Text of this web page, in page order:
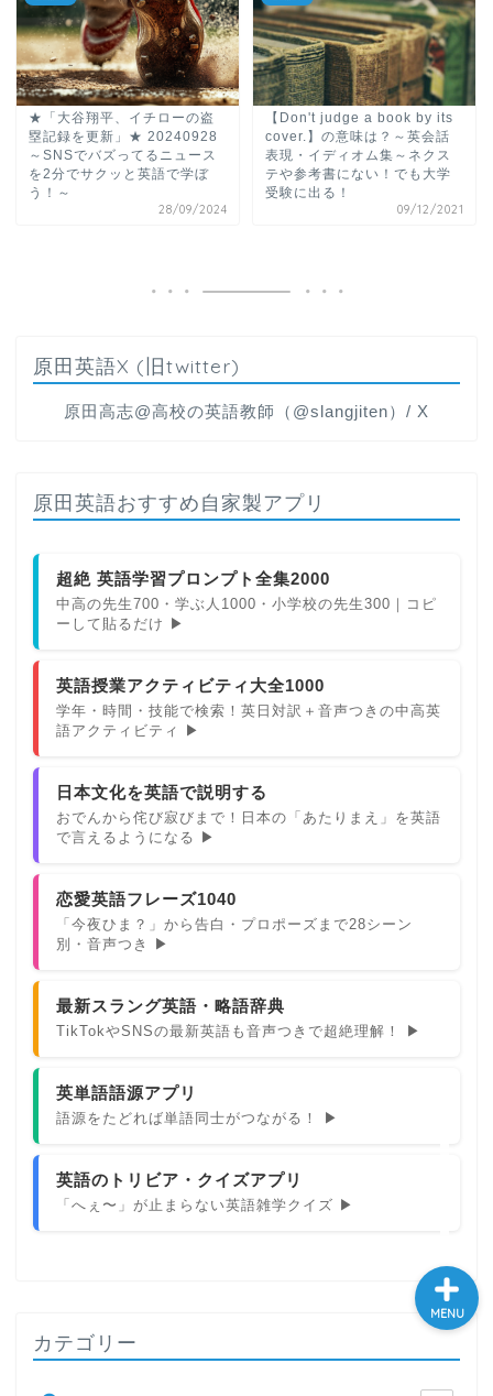
★「大谷翔平、イチローの盗
塁記録を更新」★ 20240928
～SNSでバズってるニュース
を2分でサクッと英語で学ぼ
う！～
28/09/2024
【Don't judge a book by its
cover.】の意味は？～英会話
表現・イディオム集～ネクス
テや参考書にない！でも大学
受験に出る！
09/12/2021
原田英語X (旧twitter)
原田高志@高校の英語教師（@slangjiten）/ X
原田英語おすすめ自家製アプリ
超絶 英語学習プロンプト全集2000
中高の先生700・学ぶ人1000・小学校の先生300｜コピ
ーして貼るだけ ▶
英語授業アクティビティ大全1000
学年・時間・技能で検索！英日対訳＋音声つきの中高英
語アクティビティ ▶
日本文化を英語で説明する
おでんから侘び寂びまで！日本の「あたりまえ」を英語
で言えるようになる ▶
恋愛英語フレーズ1040
「今夜ひま？」から告白・プロポーズまで28シーン
別・音声つき ▶
最新スラング英語・略語辞典
TikTokやSNSの最新英語も音声つきで超絶理解！ ▶
英単語語源アプリ
語源をたどれば単語同士がつながる！ ▶
英語のトリビア・クイズアプリ
「へぇ〜」が止まらない英語雑学クイズ ▶
カテゴリー
MENU
ホーム
学習＆大学入試英語コラム
大学入試英語対策講座
英語名言・格言・カッコい
い英語＆素敵な英文フレー
ズ集